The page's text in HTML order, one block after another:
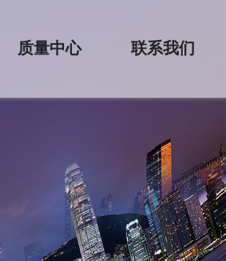
质量中心 联系我们